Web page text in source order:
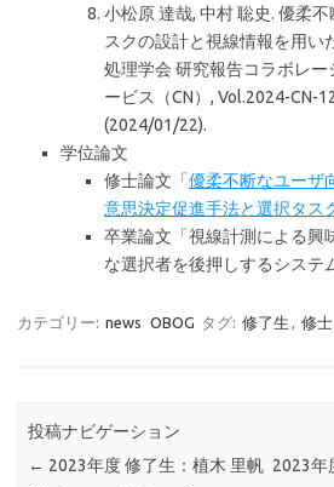
小松原 達哉, 中村 聡史. 優柔
スクの設計と視線情報を用い
処理学会 研究報告コラボレ
ービス（CN）, Vol.2024-CN-
(2024/01/22).
学位論文
修士論文「優柔不断なユーザ
意思決定促進手法と選択タス
卒業論文「視線計測による興
な選択者を後押しするシステ
カテゴリー: news OBOG タグ: 修了生 , 修士
投稿ナビゲーション
← 2023年度 修了生：植木 里帆 2023年